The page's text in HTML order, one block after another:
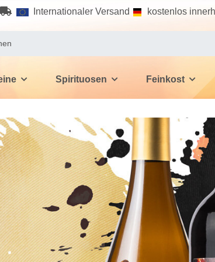
Internationaler Versand kostenlos
Spirituosen Feinkost